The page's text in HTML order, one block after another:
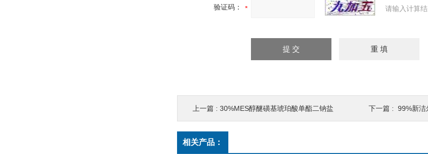
验证码： 请输入计算
上一篇 : 30%MES醇醚磺基琥珀酸单酯二钠盐 下一篇 : 99%新洁
相关产品：